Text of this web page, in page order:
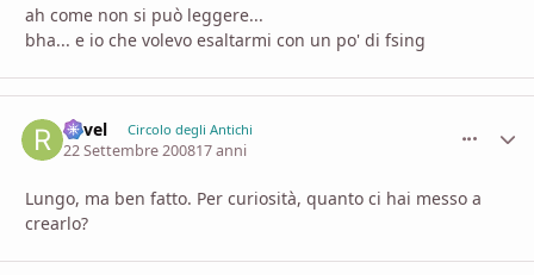
ah come non si può leggere...
bha... e io che volevo esaltarmi con un po' di fsing
Revel Circolo degli Antichi
22 Settembre 200817 anni
Lungo, ma ben fatto. Per curiosità, quanto ci hai messo a
crearlo?